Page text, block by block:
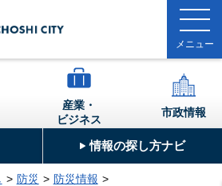
情報の探し方ナビ
産業・
ビジネス
市政情報
防災
防災情報